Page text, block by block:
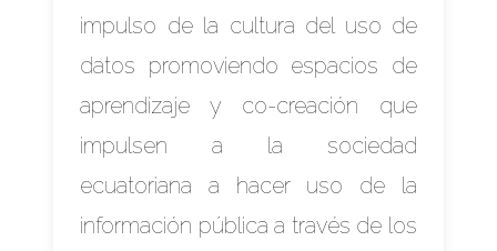
impulso de la cultura del uso de
datos promoviendo espacios de
aprendizaje y co-creación que
impulsen a la sociedad
ecuatoriana a hacer uso de la
información pública a través de los